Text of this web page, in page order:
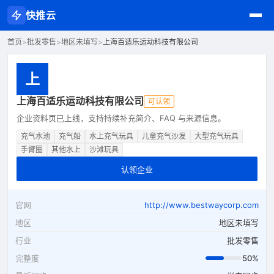
快推云
首页>批发零售>地区未填写>上海百适乐运动科技有限公司
上
上海百适乐运动科技有限公司 可认领
企业资料页已上线，支持持续补充简介、FAQ 与来源信息。
充气水池 充气船 水上充气玩具 儿童充气沙发
大型充气玩具
手臂圈
其他水上 沙滩玩具
认领企业
官网
http://www.bestwaycorp.com
地区
地区未填写
行业
批发零售
完整度
50%